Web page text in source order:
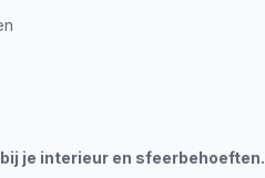
je interieur en sfeerbehoeften.